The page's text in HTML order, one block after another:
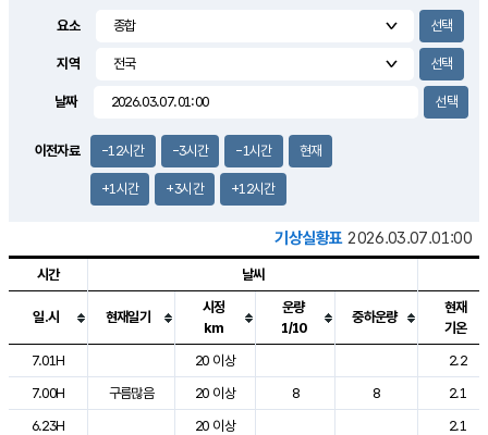
2.4m/s
요소
지역
날짜
이전자료 -12시간 -3시간 -1시간 현재
+1시간 +3시간 +12시간
기상실황표 2026.03.07.01:00
도시별 기상실황표로 지점, 날씨, 기온, 강수, 바람, 기압등을 안내한 표입
시간 날씨
일.시 현재일기
시정
km
운량
1/10
중하운량
현재
기온
7.01H
20 이상
2.2
7.00H
구름많음 20 이상 8 8
2.1
6.23H
20 이상
2.1